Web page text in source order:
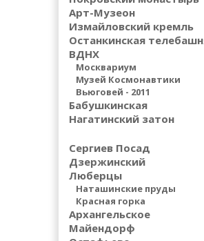
Арт-Музеон
Измайловский кремль
Останкинская
ВДНХ
Москвариум
Музей Космонавтики
Вьюговей - 2011
Бабушкинская
Нагатинский затон
Сергиев Посад
Дзержинский
Люберцы
Наташинские пруды
Красная горка
Архангельское
Майендорф